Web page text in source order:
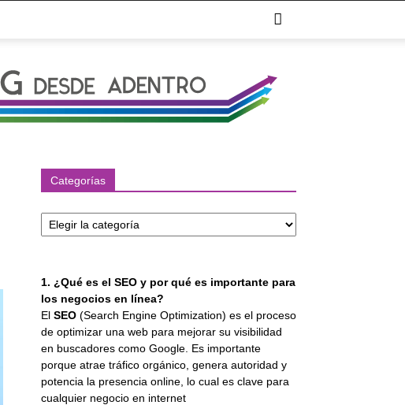
Categorías
1. ¿Qué es el SEO y por qué es importante para
los negocios en línea?
El SEO (Search Engine Optimization) es el proceso
de optimizar una web para mejorar su visibilidad
en buscadores como Google. Es importante
porque atrae tráfico orgánico, genera autoridad y
potencia la presencia online, lo cual es clave para
cualquier negocio en internet